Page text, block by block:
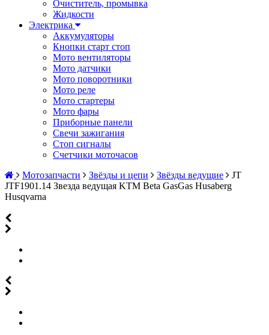
Очиститель, промывка
Жидкости
Электрика
Аккумуляторы
Кнопки старт стоп
Мото вентиляторы
Мото датчики
Мото поворотники
Мото реле
Мото стартеры
Мото фары
Приборные панели
Свечи зажигания
Стоп сигналы
Счетчики моточасов
Мотозапчасти
Звёзды и цепи Звёзды ведущие
JT
JTF1901.14 Звезда ведущая KTM Beta GasGas Husaberg
Husqvarna